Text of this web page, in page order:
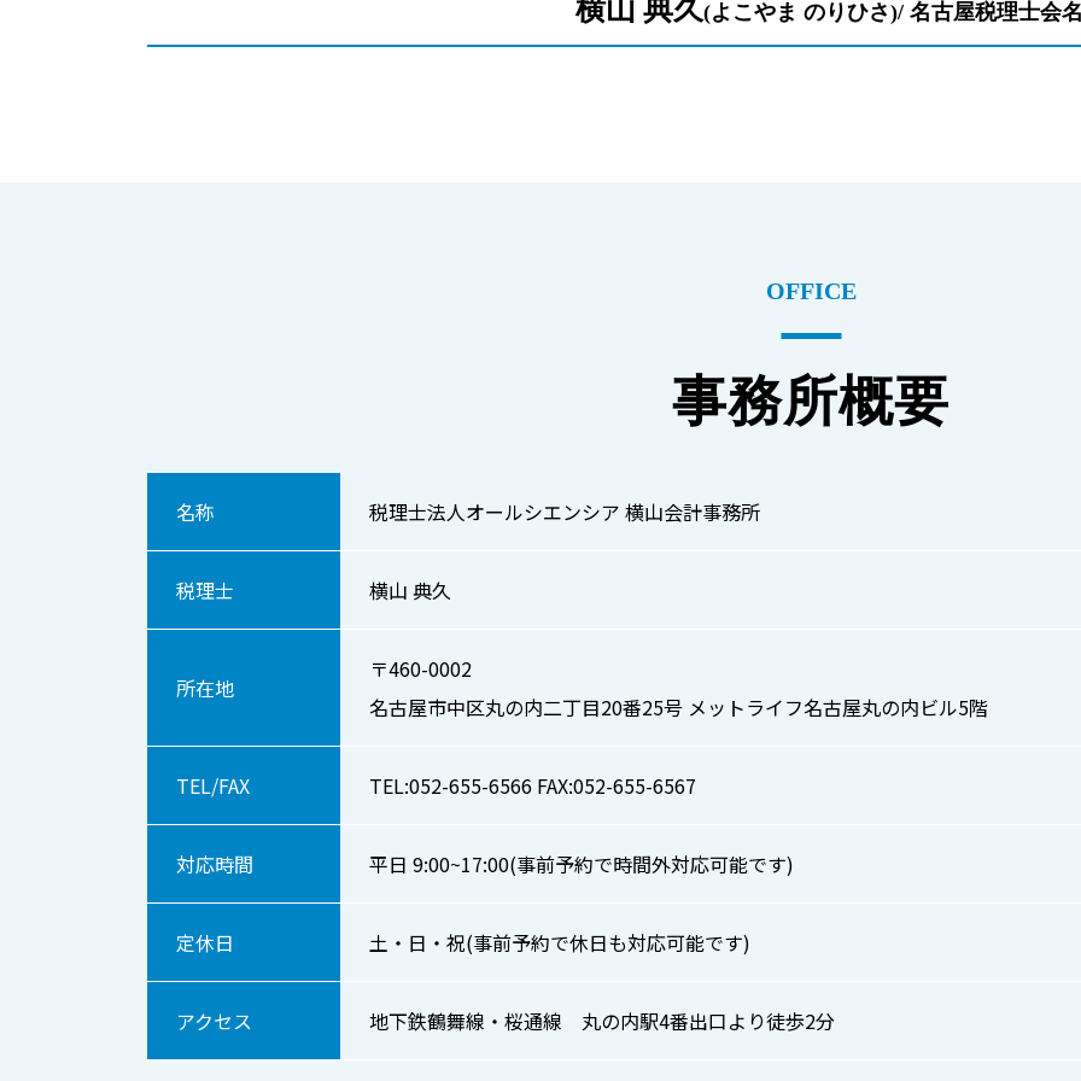
横山 典久(よこやま のりひさ)/ 名古屋税理士会
OFFICE
事務所概要
名称 税理士法人オールシエンシア 横山会計事務所
税理士 横山 典久
所在地
〒460-0002
名古屋市中区丸の内二丁目20番25号 メットライフ名古屋丸の内ビル5階
TEL/FAX TEL:052-655-6566 FAX:052-655-6567
対応時間 平日 9:00~17:00(事前予約で時間外対応可能です)
定休日 土・日・祝(事前予約で休日も対応可能です)
アクセス 地下鉄鶴舞線・桜通線 丸の内駅4番出口より徒歩2分